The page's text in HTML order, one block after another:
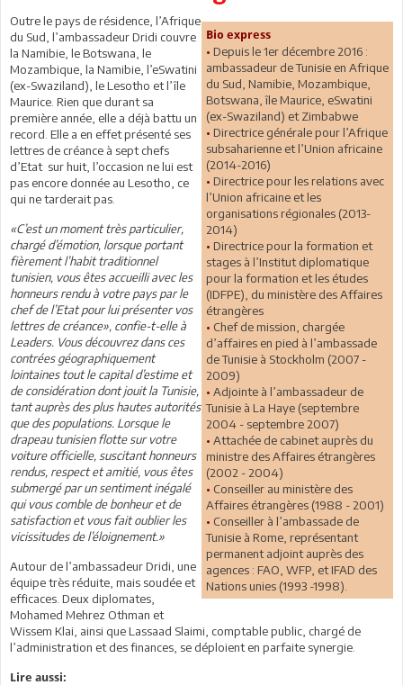
Bio express
• Depuis le 1er décembre 2016 :
ambassadeur de Tunisie en Afrique
du Sud, Namibie, Mozambique,
Botswana, île Maurice, eSwatini
(ex-Swaziland) et Zimbabwe
• Directrice générale pour l’Afrique
subsaharienne et l’Union africaine
(2014-2016)
• Directrice pour les relations avec
l’Union africaine et les
organisations régionales (2013-
2014)
• Directrice pour la formation et
stages à l’Institut diplomatique
pour la formation et les études
(IDFPE), du ministère des Affaires
étrangères
• Chef de mission, chargée
d’affaires en pied à l’ambassade
de Tunisie à Stockholm (2007 -
2009)
• Adjointe à l’ambassadeur de
Tunisie à La Haye (septembre
2004 - septembre 2007)
• Attachée de cabinet auprès du
ministre des Affaires étrangères
(2002 - 2004)
• Conseiller au ministère des
Affaires étrangères (1988 - 2001)
• Conseiller à l’ambassade de
Tunisie à Rome, représentant
permanent adjoint auprès des
agences : FAO, WFP, et IFAD des
Nations unies (1993 -1998).
Outre le pays de résidence, l’Afrique
du Sud, l’ambassadeur Dridi couvre
la Namibie, le Botswana, le
Mozambique, la Namibie, l’eSwatini
(ex-Swaziland), le Lesotho et l’île
Maurice. Rien que durant sa
première année, elle a déjà battu un
record. Elle a en effet présenté ses
lettres de créance à sept chefs
d’Etat sur huit, l’occasion ne lui est
pas encore donnée au Lesotho, ce
qui ne tarderait pas.
«C’est un moment très particulier,
chargé d’émotion, lorsque portant
fièrement l’habit traditionnel
tunisien, vous êtes accueilli avec les
honneurs rendu à votre pays par le
chef de l’Etat pour lui présenter vos
lettres de créance», confie-t-elle à
Leaders. Vous découvrez dans ces
contrées géographiquement
lointaines tout le capital d’estime et
de considération dont jouit la Tunisie,
tant auprès des plus hautes autorités
que des populations. Lorsque le
drapeau tunisien flotte sur votre
voiture officielle, suscitant honneurs
rendus, respect et amitié, vous êtes
submergé par un sentiment inégalé
qui vous comble de bonheur et de
satisfaction et vous fait oublier les
vicissitudes de l’éloignement.»
Autour de l’ambassadeur Dridi, une
équipe très réduite, mais soudée et
efficaces. Deux diplomates,
Mohamed Mehrez Othman et
Wissem Klai, ainsi que Lassaad Slaimi, comptable public, chargé de
l’administration et des finances, se déploient en parfaite synergie.
Lire aussi: